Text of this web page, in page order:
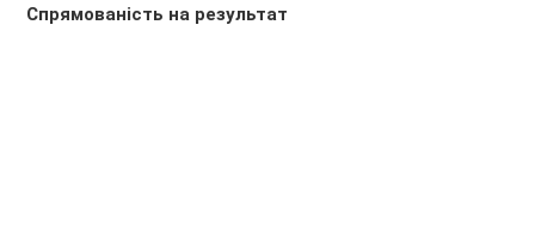
Спрямованість на результат